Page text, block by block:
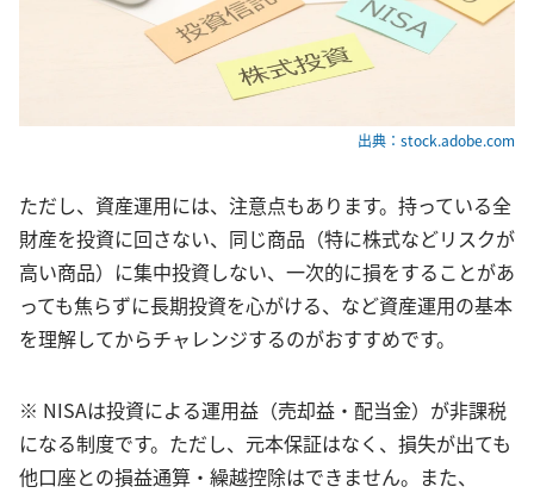
出典：stock.adobe.com
ただし、資産運用には、注意点もあります。持っている全
財産を投資に回さない、同じ商品（特に株式などリスクが
高い商品）に集中投資しない、一次的に損をすることがあ
っても焦らずに長期投資を心がける、など資産運用の基本
を理解してからチャレンジするのがおすすめです。
※ NISAは投資による運用益（売却益・配当金）が非課税
になる制度です。ただし、元本保証はなく、損失が出ても
他口座との損益通算・繰越控除はできません。また、